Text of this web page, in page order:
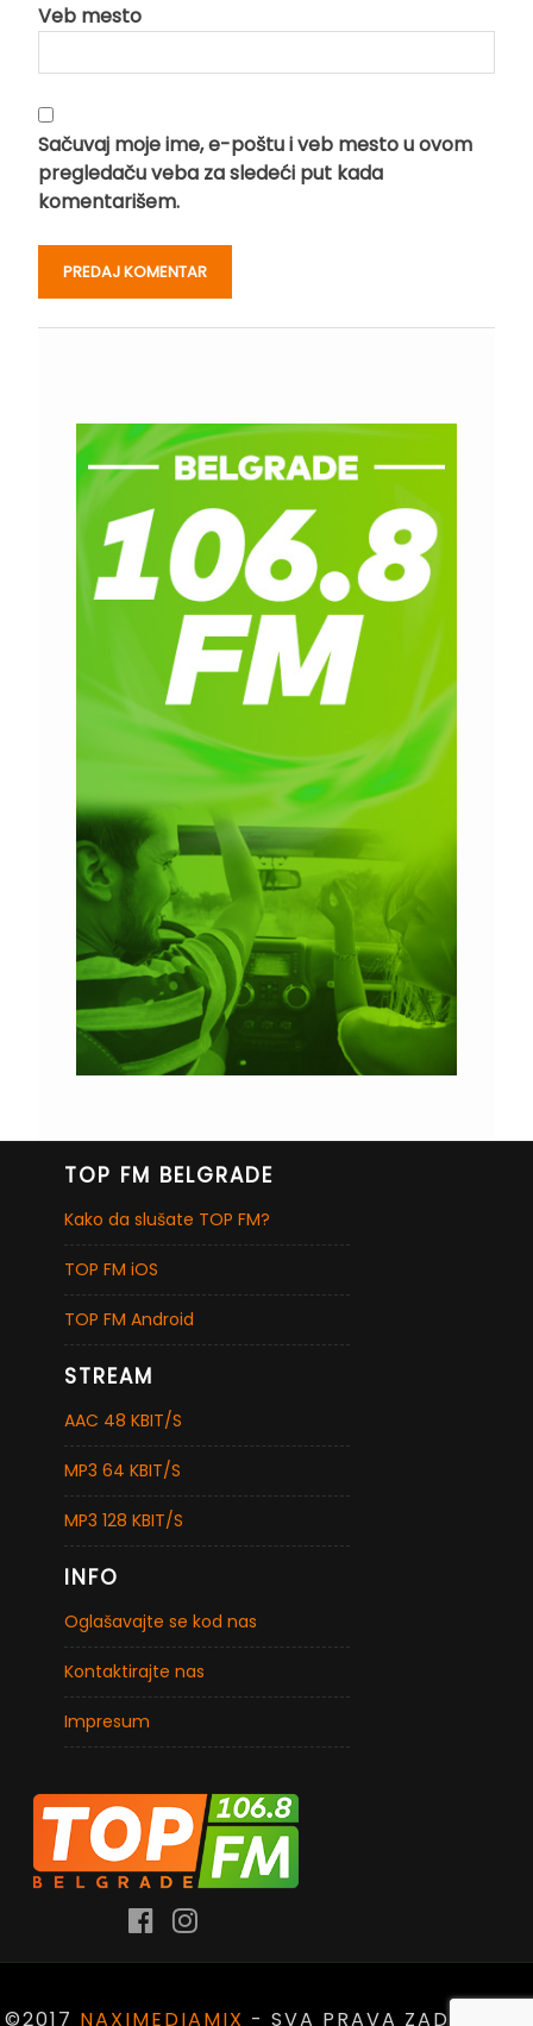
Veb mesto
Sačuvaj moje ime, e-poštu i veb mesto u ovom
pregledaču veba za sledeći put kada
komentarišem.
TOP FM BELGRADE
Kako da slušate TOP FM?
TOP FM iOS
TOP FM Android
STREAM
AAC 48 KBIT/S
MP3 64 KBIT/S
MP3 128 KBIT/S
INFO
Oglašavajte se kod nas
Kontaktirajte nas
Impresum
©2017 NAXIMEDIAMIX - SVA PRAVA ZADRŽANA.